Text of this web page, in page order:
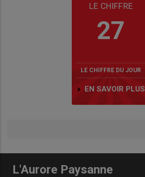
LE CHIFFRE
27
LE CHIFFRE DU JOUR
EN SAVOIR PLUS
L'Aurore Paysanne